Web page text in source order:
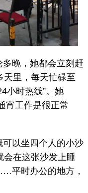
晚，她都会立刻赶
天里，每天忙碌至
小时热线”。她
宵工作是很正常
以坐四个人的小沙
会在这张沙发上睡
平时办公的地方，